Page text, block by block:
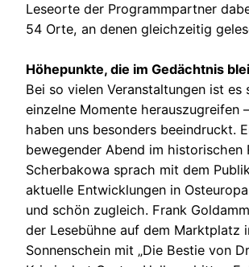
Leseorte der Programmpartner
54 Orte, an denen gleichzeitig
Höhepunkte, die im Gedächtnis
Bei so vielen Veranstaltungen ist es
einzelne Momente herauszugreifen
haben uns besonders beeindruckt.
bewegender Abend im historischen
Scherbakowa sprach mit dem
aktuelle Entwicklungen in
und schön zugleich. Frank
der Lesebühne auf dem Marktplatz
Sonnenschein mit „Die Bestie von